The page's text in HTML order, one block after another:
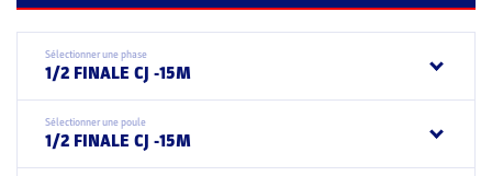
Sélectionner une phase
1/2 FINALE CJ -15M
Sélectionner une poule
1/2 FINALE CJ -15M